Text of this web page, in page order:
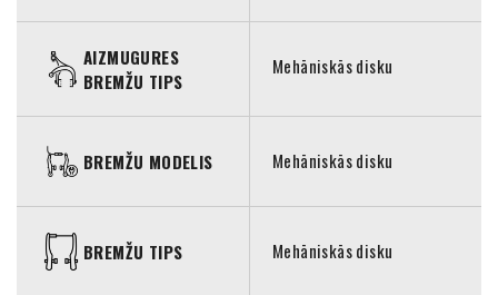
AIZMUGURES
BREMŽU TIPS
Mehāniskās disku
BREMŽU MODELIS Mehāniskās disku
BREMŽU TIPS Mehāniskās disku